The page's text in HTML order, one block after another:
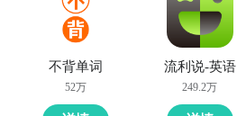
不背单词
52万
流利说-英语
249.2万